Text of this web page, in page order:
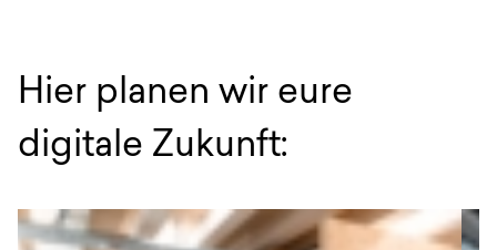
Hier planen wir eure
digitale Zukunft: